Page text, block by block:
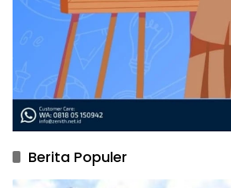
Berita Populer